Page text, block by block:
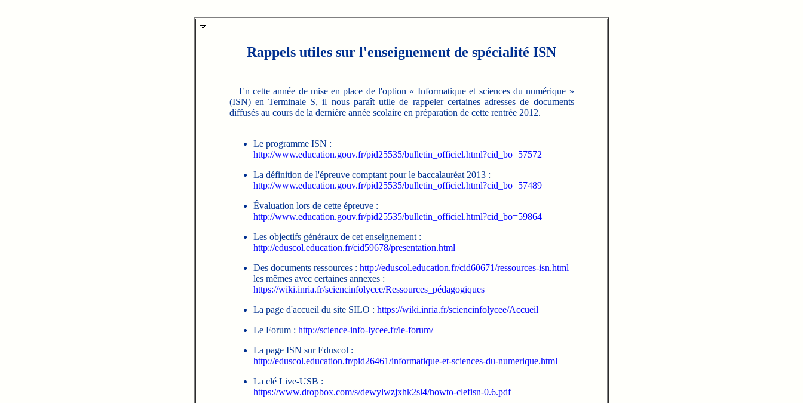
Rappels utiles sur l'enseignement de spécialité ISN
En cette année de mise en place de l'option « Informatique et sciences du numérique »
(ISN) en Terminale S, il nous paraît utile de rappeler certaines adresses de documents
diffusés au cours de la dernière année scolaire en préparation de cette rentrée 2012.
Le programme ISN :
http://www.education.gouv.fr/pid25535/bulletin_officiel.html?cid_bo=57572
La définition de l'épreuve comptant pour le baccalauréat 2013 :
http://www.education.gouv.fr/pid25535/bulletin_officiel.html?cid_bo=57489
Évaluation lors de cette épreuve :
http://www.education.gouv.fr/pid25535/bulletin_officiel.html?cid_bo=59864
Les objectifs généraux de cet enseignement :
http://eduscol.education.fr/cid59678/presentation.html
Des documents ressources : http://eduscol.education.fr/cid60671/ressources-isn.html
les mêmes avec certaines annexes :
https://wiki.inria.fr/sciencinfolycee/Ressources_pédagogiques
La page d'accueil du site SILO : https://wiki.inria.fr/sciencinfolycee/Accueil
Le Forum : http://science-info-lycee.fr/le-forum/
La page ISN sur Eduscol :
http://eduscol.education.fr/pid26461/informatique-et-sciences-du-numerique.html
La clé Live-USB :
https://www.dropbox.com/s/dewylwzjxhk2sl4/howto-clefisn-0.6.pdf